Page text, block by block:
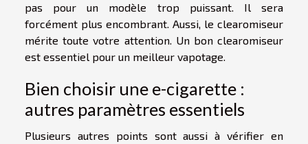
pas pour un modèle trop puissant. Il sera
forcément plus encombrant. Aussi, le clearomiseur
mérite toute votre attention. Un bon clearomiseur
est essentiel pour un meilleur vapotage.
Bien choisir une e-cigarette :
autres paramètres essentiels
Plusieurs autres points sont aussi à vérifier en